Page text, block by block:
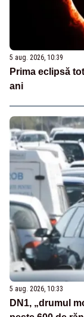
5 aug. 2026, 10:39
Prima eclipsă
ani
5 aug. 2026, 10:33
DN1, „drumul